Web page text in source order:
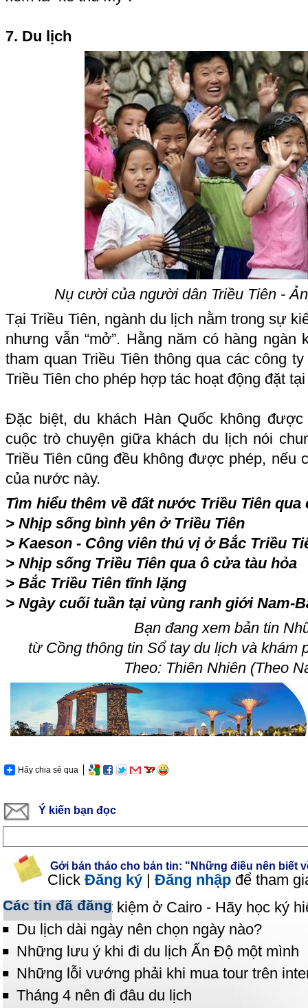
7. Du lịch
Nụ cười của người dân Triều Tiên -
Tại Triều Tiên, ngành du lịch nằm trong sự
nhưng vẫn “mở”. Hằng năm có hàng
tham quan Triều Tiên thông qua các công
Triều Tiên cho phép hợp tác hoạt động đặt
Đặc biệt, du khách Hàn Quốc không
cuộc trò chuyện giữa khách du lịch nói
Triều Tiên cũng đều không được phép, nếu
của nước này.
Tìm hiểu thêm về đất nước Triều Tiên qua
> Nhịp sống bình yên ở Triều Tiên
> Kaeson - Công viên thú vị ở Bắc Triều
> Nhịp sống Triều Tiên qua ô cửa tàu hỏa
> Bắc Triều Tiên tĩnh lặng
> Ngày cuối tuần tại vùng ranh giới Nam-
Bạn đang xem bản tin
từ Cồng thông tin Sổ tay du lịch và khám
Theo: Thiên Nhiên (Theo
Hãy chia sẻ qua
Ý kiến bạn đọc
Gởi bản thảo cho bản tin: "Những điều nên biết
Click Đăng ký | Đăng nhập để tham
Các tin đã đăng
Muốn đi lại tiết kiệm ở Cairo - Hãy học ký
Du lịch dài ngày nên chọn ngày nào?
Những lưu ý khi đi du lịch Ấn Độ một mình
Những lỗi vướng phải khi mua tour trên
Tháng 4 nên đi đâu du lịch